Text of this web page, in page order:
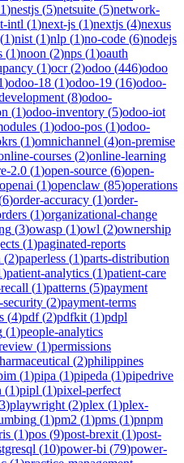
1)nestjs (5)netsuite (5)network-
intl (1)next-js (1)nextjs (4)nexus
(1)nist (1)nlp (1)no-code (6)nodejs
(1)noon (2)nps (1)oauth
(1)ocr(2)odoo (446)odoo
)odoo-18 (1)odoo-19 (16)odoo-
(8)odoo-
(1)odoo-inventory (5)odoo-iot
(1)odoo-pos (1)odoo-
(1)omnichannel (4)on-premise
courses (2)online-learning
2.0 (1)open-source (6)open-
openai (1)openclaw (85)operations
6)order-accuracy (1)order-
(1)organizational-change
(3)owasp (1)owl (2)ownership
(1)paginated-reports
(2)paperless (1)parts-distribution
)patient-analytics (1)patient-care
(1)patterns (5)payment
security (2)payment-terms
(4)pdf(2)pdfkit (1)pdpl
(1)people-analytics
(1)permissions
(2)philippines
(1)pipa (1)pipeda (1)pipedrive
(1)pipl (1)pixel-perfect
3)playwright (2)plex (1)plex-
(1)pm2 (1)pms (1)pnpm
(1)pos (9)post-brexit (1)post-
(10)power-bi (79)power-